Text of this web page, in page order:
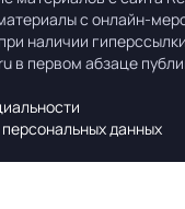
с онлайн-
наличии
в первом абзаце
данных